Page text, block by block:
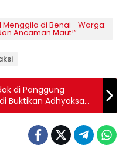
Menggila di Benai—Warga:
Ancaman Maut!”
di Panggung
Buktikan Adhyaksa